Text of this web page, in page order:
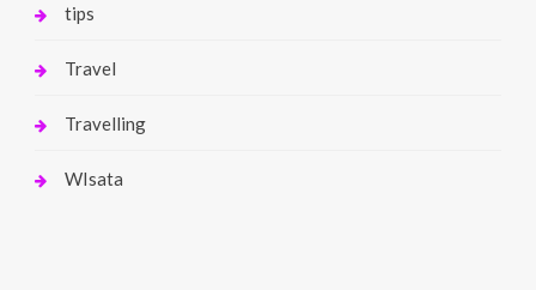
tips
Travel
Travelling
WIsata